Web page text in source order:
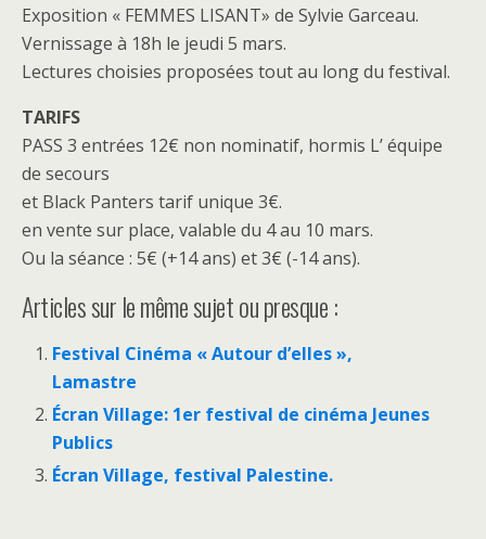
Exposition « FEMMES LISANT» de Sylvie Garceau.
Vernissage à 18h le jeudi 5 mars.
Lectures choisies proposées tout au long du festival.
TARIFS
PASS 3 entrées 12€ non nominatif, hormis L’ équipe
de secours
et Black Panters tarif unique 3€.
en vente sur place, valable du 4 au 10 mars.
Ou la séance : 5€ (+14 ans) et 3€ (-14 ans).
Articles sur le même sujet ou presque :
Festival Cinéma « Autour d’elles »,
Lamastre
Écran Village: 1er festival de cinéma Jeunes
Publics
Écran Village, festival Palestine.